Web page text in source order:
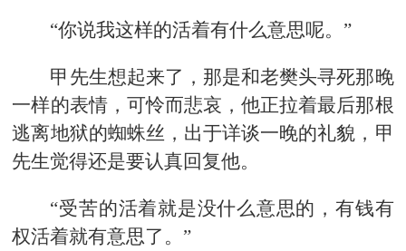
“你说我这样的活着有什么意思呢。”
甲先生想起来了，那是和老樊头寻死那晚
一样的表情，可怜而悲哀，他正拉着最后那根
逃离地狱的蜘蛛丝，出于详谈一晚的礼貌，甲
先生觉得还是要认真回复他。
“受苦的活着就是没什么意思的，有钱有
权活着就有意思了。”